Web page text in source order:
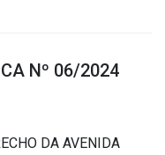
Nº 06/2024
DA AVENIDA